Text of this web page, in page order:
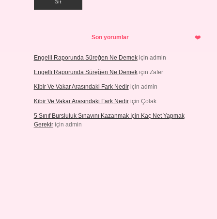
Son yorumlar
Engelli Raporunda Süreğen Ne Demekiçin admin
Engelli Raporunda Süreğen Ne Demekiçin Zafer
Kibir Ve Vakar Arasındaki Fark Nediriçin admin
Kibir Ve Vakar Arasındaki Fark Nediriçin Çolak
5 Sınıf Bursluluk Sınavını Kazanmak Için Kaç Net Yapmak
Gerekiriçin admin